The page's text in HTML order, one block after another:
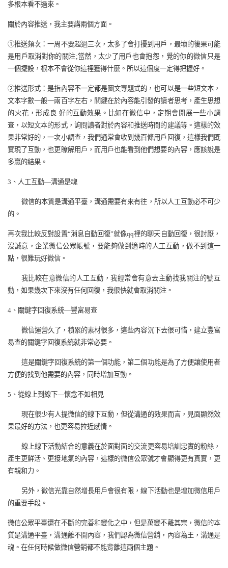
多根本看不過來。
關於內容推送，我主要講兩個方面。
①推送頻次：一周不要超過三次，太多了會打擾到用戶，最壞的後果可能
是用戶取消對你的關注;當然，太少了用戶也會抱怨，覺的你的微信只是
一個擺設，根本不會從你這裡獲得什麼。所以這個度一定得把握好。
②推送形式：是指內容不一定都是圖文專題式的，也可以是一些短文本，
文本字數一般一兩百字左右，關鍵在於內容能引發的讀者思考，產生思想
的火花，形成良 好的互動效果。比如在微信中，定期會開展一些小調
查，以短文本的形式，詢問讀者對於內容和推送時間的建議等。這樣的效
果非常好的，一次小調查，我們通常會收到幾百條用戶回復，這樣我們既
實現了互動，也更瞭解用戶，而用戶也能看到他們想要的內容，應該說是
多贏的結果。
3 、人工互動—溝通是魂
微信的本質是溝通平臺，溝通需要有來有往，所以人工互動必不可少
的。
再次我比較反對設置“消息自動回復”就像qq裡的聊天自動回復，很討厭，
沒誠意，企業微信公眾帳號，要能夠做到適時的人工互動，做不到這一
點，很難玩好微信。
我比較在意微信的人工互動，我經常會有意去主動找我關注的號互
動，如果幾次下來沒有任何回復，我很快就會取消關注。
4 、關鍵字回復系統—豐富易查
微信運營久了，積累的素材很多，這些內容沉下去很可惜，建立豐富
易查的關鍵字回復系統就非常必要。
這是關鍵字回復系統的第一個功能，第二個功能是為了方便讓使用者
方便的找到他需要的內容，同時增加互動。
5 、從線上到線下—懷念不如相見
現在很少有人提微信的線下互動，但從溝通的效果而言，見面顯然效
果最好的方法，也更容易拉近感情。
線上線下活動結合的意義在於面對面的交流更容易培訓忠實的粉絲，
產生更鮮活、更接地氣的內容，這樣的微信公眾號才會顯得更有真實，更
有親和力。
另外，微信光靠自然增長用戶會很有限，線下活動也是增加微信用戶
的重要手段。
微信公眾平臺還在不斷的完善和變化之中，但是萬變不離其宗，微信的本
質是溝通平臺，溝通離不開內容，我們認為微信營銷，內容為王，溝通是
魂。在任何時候做微信營銷都不能背離這兩個主題。